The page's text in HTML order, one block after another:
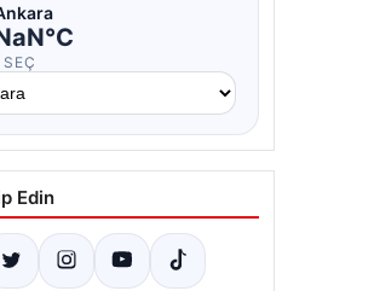
Edin